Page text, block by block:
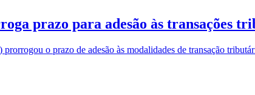
prazo para adesão às transações
o prazo de adesão às modalidades de transação